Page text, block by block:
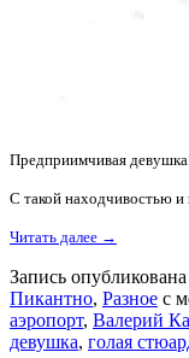
Предприимчивая
С такой находчивостью и
Читать далее →
Запись опубликована
Пикантно, Разное с
аэропорт, Валерий
девушка, голая